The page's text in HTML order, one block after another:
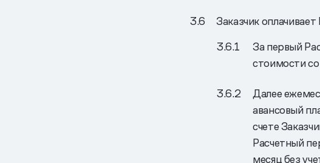
Заказчик
За первый
стоимости
Далее
авансовый
счете
Расчетный
месяц без